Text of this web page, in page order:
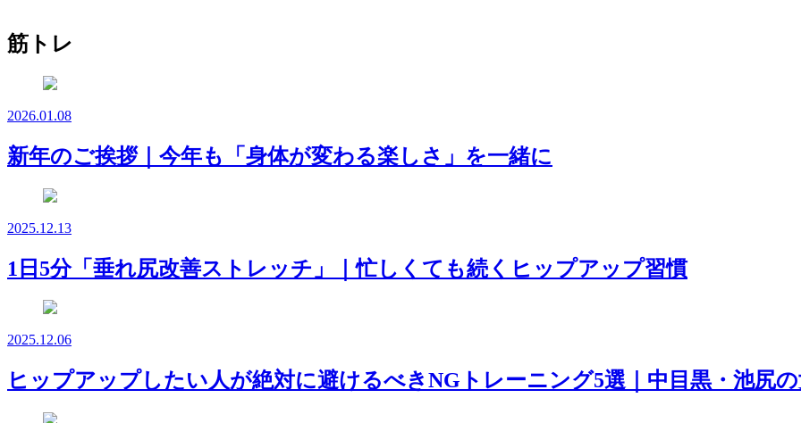
筋トレ
2026.01.08
新年のご挨拶｜今年も「身体が変わる楽しさ」を一緒に
2025.12.13
1日5分「垂れ尻改善ストレッチ」｜忙しくても続くヒップアップ習慣
2025.12.06
ヒップアップしたい人が絶対に避けるべきNGトレーニング5選｜中目黒・池尻